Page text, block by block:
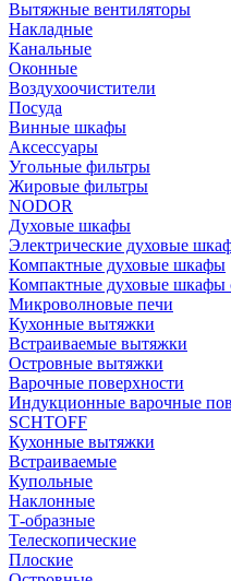
Вытяжные вентиляторы
Накладные
Канальные
Оконные
Воздухоочистители
Посуда
Винные шкафы
Аксессуары
Угольные фильтры
Жировые фильтры
NODOR
Духовые шкафы
Электрические духовые
Компактные духовые шкафы
Компактные духовые шкафы
Микроволновые печи
Кухонные вытяжки
Встраиваемые вытяжки
Островные вытяжки
Варочные поверхности
Индукционные варочные
SCHTOFF
Кухонные вытяжки
Встраиваемые
Купольные
Наклонные
Т-образные
Телескопические
Плоские